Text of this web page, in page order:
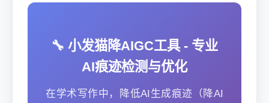
🔧 小发猫降AIGC工具 - 专业
AI痕迹检测与优化
在学术写作中，降低AI生成痕迹（降AI